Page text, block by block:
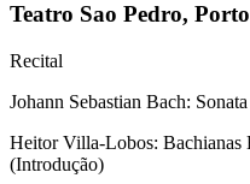
Teatro Sao Pedro,
Recital
Johann Sebastian Bach:
Heitor Villa-Lobos: Bachianas
(Introdução)